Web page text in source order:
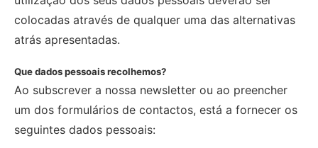
colocadas através de qualquer uma das alternativas
atrás apresentadas.
Que dados pessoais recolhemos?
Ao subscrever a nossa newsletter ou ao preencher
um dos formulários de contactos, está a fornecer os
seguintes dados pessoais: